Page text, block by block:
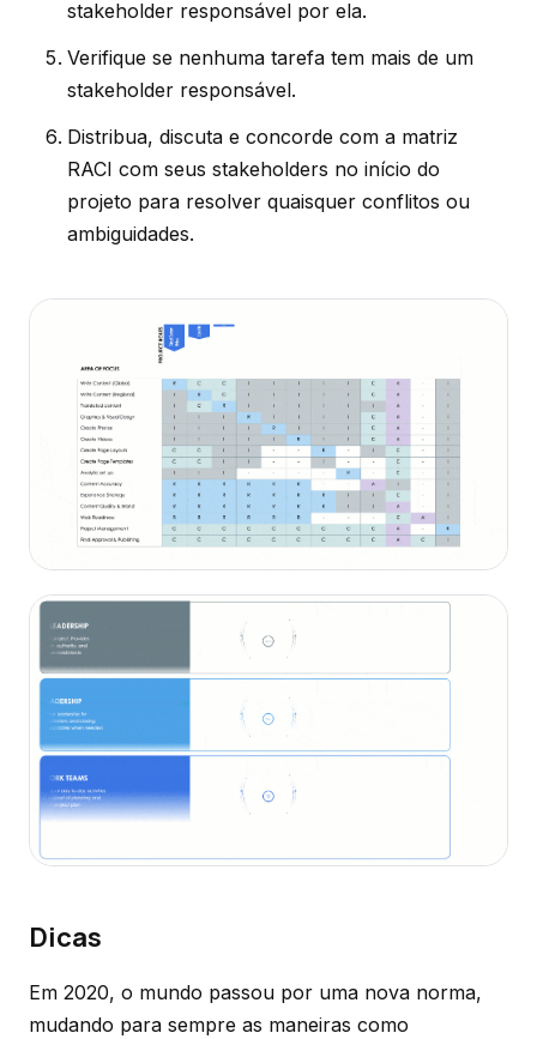
stakeholder responsável por ela.
Verifique se nenhuma tarefa tem mais de um
stakeholder responsável.
Distribua, discuta e concorde com a matriz
RACI com seus stakeholders no início do
projeto para resolver quaisquer conflitos ou
ambiguidades.
Dicas
Em 2020, o mundo passou por uma nova norma,
mudando para sempre as maneiras como